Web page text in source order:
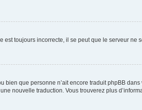
toujours incorrecte, il se peut que le serveur ne
bien que personne n’ait encore traduit phpBB
nouvelle traduction. Vous trouverez plus